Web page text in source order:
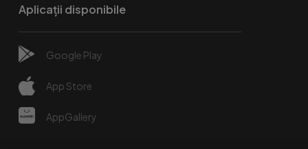
Aplicații disponibile
Google Play
App Store
AppGallery